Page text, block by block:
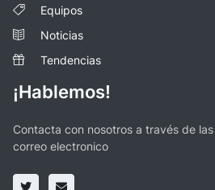
Equipos
Noticias
Tendencias
¡Hablemos!
Contacta con nosotros a través de
correo electronico